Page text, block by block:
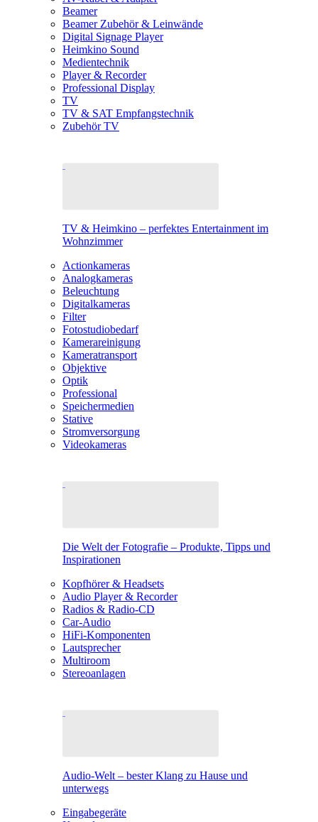
Beamer
Beamer Zubehör & Leinwände
Digital Signage Player
Heimkino Sound
Medientechnik
Player & Recorder
Professional Display
TV
TV & SAT Empfangstechnik
Zubehör TV
TV & Heimkino – perfektes Entertainment im
Wohnzimmer
Actionkameras
Analogkameras
Beleuchtung
Digitalkameras
Filter
Fotostudiobedarf
Kamerareinigung
Kameratransport
Objektive
Optik
Professional
Speichermedien
Stative
Stromversorgung
Videokameras
Die Welt der Fotografie – Produkte, Tipps und
Inspirationen
Kopfhörer & Headsets
Audio Player & Recorder
Radios & Radio-CD
Car-Audio
HiFi-Komponenten
Lautsprecher
Multiroom
Stereoanlagen
Audio-Welt – bester Klang zu Hause und
unterwegs
Eingabegeräte